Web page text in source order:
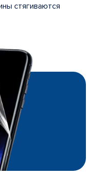
стягиваются